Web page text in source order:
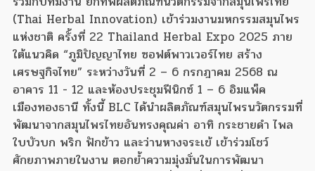
(Thai Herbal Innovation) เข้าร่วมงานมหกรรมสมุนไพร
แห่งชาติ ครั้งที่ 22 Thailand Herbal Expo 2025 ภาย
ใต้แนวคิด “ภูมิปัญญาไทย ซอฟต์พาวเวอร์ไทย สร้าง
เศรษฐกิจไทย” ระหว่างวันที่ 2 – 6 กรกฎาคม 2568 ณ
อาคาร 11 - 12 และห้องประชุมฟีนิกซ์ 1 – 6 อิมแพ็ค
เมืองทองธานี ทั้งนี้ BLC ได้นำผลิตภัณฑ์สมุนไพรนวัตกรรมที่
พัฒนาจากสมุนไพรไทยอันทรงคุณค่า อาทิ กระชายดำ ไพล
ใบบัวบก พริก ฟักข้าว และว่านหางจระเข้ เข้าร่วมโชว์
ศักยภาพภายในงาน ตอกย้ำความมุ่งมั่นในการพัฒนา